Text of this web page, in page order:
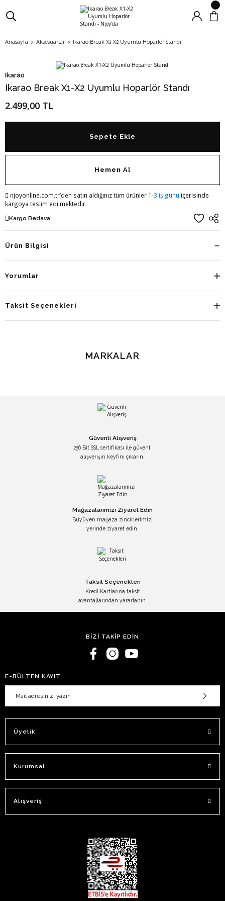
Anasayfa Aksesuarlar Ikarao Break X1-X2 Uyumlu Hoparlör Standı
Ikarao
Ikarao Break X1-X2 Uyumlu Hoparlör Standı
2.499,00 TL
Sepete Ekle
Hemen Al
njoyonline.com.tr’den satın aldığınız tüm ürünler 1-3 iş günü içerisinde
kargoya teslim edilmektedir.
Kargo Bedava
Ürün Bilgisi
Yorumlar
Taksit Seçenekleri
MARKALAR
Güvenli Alışveriş
256 Bit SSL sertifikası ile güvenli
alışverişin keyfini çıkarın.
Mağazalarımızı Ziyaret Edin
Büyüyen mağaza zincirlerimizi
yerinde ziyaret edin.
Taksit Seçenekleri
Kredi Kartlarına taksit
avantajlarından yararlanın.
BİZİ TAKİP EDİN
E-BÜLTEN KAYIT
Üyelik
Kurumsal
Alışveriş